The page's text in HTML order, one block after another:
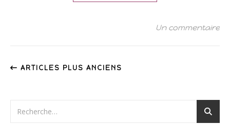
Un commentaire
ARTICLES PLUS ANCIENS